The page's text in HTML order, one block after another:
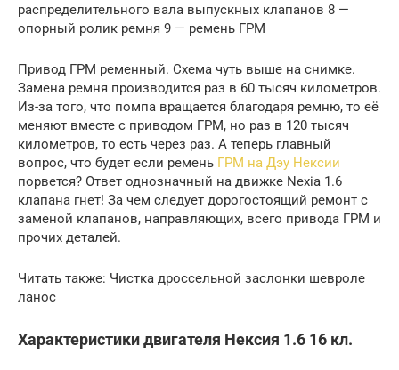
распределительного вала выпускных клапанов 8 —
опорный ролик ремня 9 — ремень ГРМ
Привод ГРМ ременный. Схема чуть выше на снимке.
Замена ремня производится раз в 60 тысяч километров.
Из-за того, что помпа вращается благодаря ремню, то её
меняют вместе с приводом ГРМ, но раз в 120 тысяч
километров, то есть через раз. А теперь главный
вопрос, что будет если ремень ГРМ на Дэу Нексии
порвется? Ответ однозначный на движке Nexia 1.6
клапана гнет! За чем следует дорогостоящий ремонт с
заменой клапанов, направляющих, всего привода ГРМ и
прочих деталей.
Читать также: Чистка дроссельной заслонки шевроле
ланос
Характеристики двигателя Нексия 1.6 16 кл.